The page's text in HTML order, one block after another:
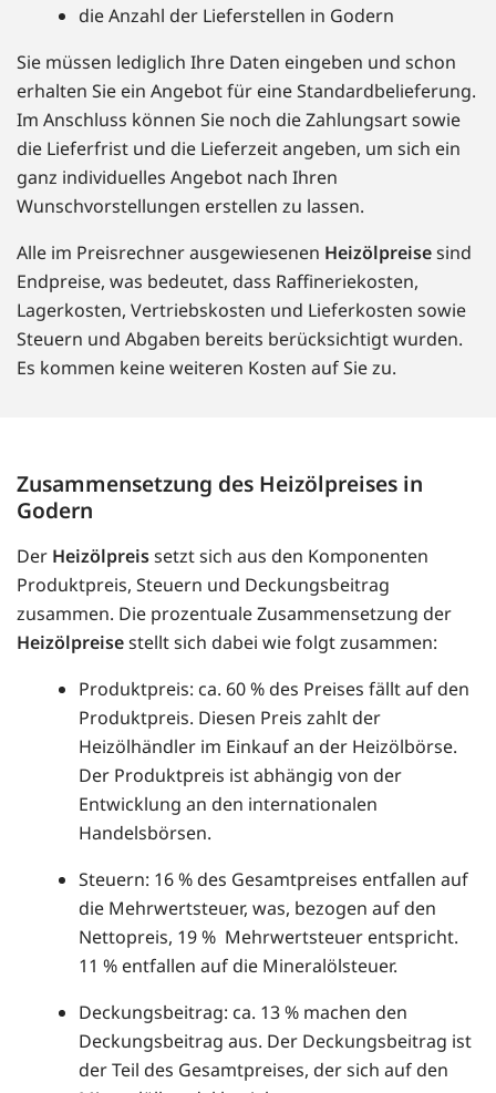
die Anzahl der Lieferstellen in Godern
Sie müssen lediglich Ihre Daten eingeben und schon
erhalten Sie ein Angebot für eine Standardbelieferung.
Im Anschluss können Sie noch die Zahlungsart sowie
die Lieferfrist und die Lieferzeit angeben, um sich ein
ganz individuelles Angebot nach Ihren
Wunschvorstellungen erstellen zu lassen.
Alle im Preisrechner ausgewiesenen Heizölpreisesind
Endpreise, was bedeutet, dass Raffineriekosten,
Lagerkosten, Vertriebskosten und Lieferkosten sowie
Steuern und Abgaben bereits berücksichtigt wurden.
Es kommen keine weiteren Kosten auf Sie zu.
Zusammensetzung des Heizölpreises in
Godern
Der Heizölpreissetzt sich aus den Komponenten
Produktpreis, Steuern und Deckungsbeitrag
zusammen. Die prozentuale Zusammensetzung der
Heizölpreisestellt sich dabei wie folgt zusammen:
Produktpreis: ca. 60 % des Preises fällt auf den
Produktpreis. Diesen Preis zahlt der
Heizölhändler im Einkauf an der Heizölbörse.
Der Produktpreis ist abhängig von der
Entwicklung an den internationalen
Handelsbörsen.
Steuern: 16 % des Gesamtpreises entfallen auf
die Mehrwertsteuer, was, bezogen auf den
Nettopreis, 19 % Mehrwertsteuer entspricht.
11 % entfallen auf die Mineralölsteuer.
Deckungsbeitrag: ca. 13 % machen den
Deckungsbeitrag aus. Der Deckungsbeitrag ist
der Teil des Gesamtpreises, der sich auf den